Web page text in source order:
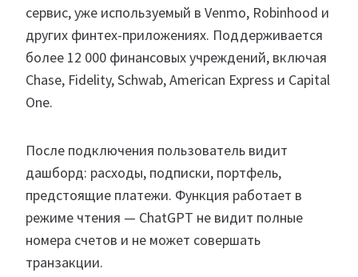
сервис, уже используемый в Venmo, Robinhood и
других финтех-приложениях. Поддерживается
более 12 000 финансовых учреждений, включая
Chase, Fidelity, Schwab, American Express и Capital
One.
После подключения пользователь видит
дашборд: расходы, подписки, портфель,
предстоящие платежи. Функция работает в
режиме чтения — ChatGPT не видит полные
номера счетов и не может совершать
транзакции.